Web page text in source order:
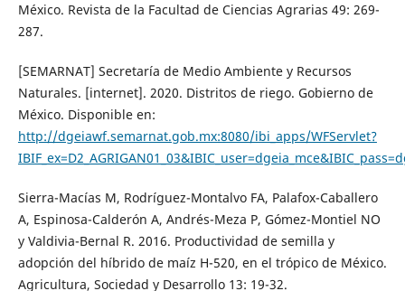
México. Revista de la Facultad de Ciencias Agrarias 49: 269-
287.
[SEMARNAT] Secretaría de Medio Ambiente y Recursos
Naturales. [internet]. 2020. Distritos de riego. Gobierno de
México. Disponible en:
http://dgeiawf.semarnat.gob.mx:8080/ibi_apps/WFServlet?
Sierra-Macías M, Rodríguez-Montalvo FA, Palafox-Caballero
A, Espinosa-Calderón A, Andrés-Meza P, Gómez-Montiel NO
y Valdivia-Bernal R. 2016. Productividad de semilla y
adopción del híbrido de maíz H-520, en el trópico de México.
Agricultura, Sociedad y Desarrollo 13: 19-32.